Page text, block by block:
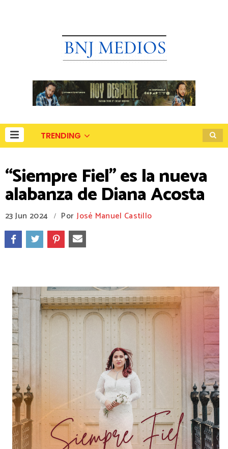
TRENDING
“Siempre Fiel” es la nueva
alabanza de Diana Acosta
23 Jun 2024 / Por José Manuel Castillo